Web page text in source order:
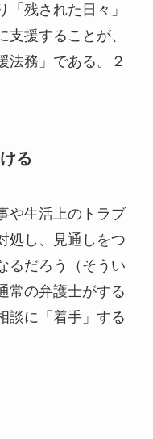
残された日々」
援することが、
法務」である。２
る
や生活上のトラブ
処し、見通しをつ
るだろう（そうい
常の弁護士がする
談に「着手」する